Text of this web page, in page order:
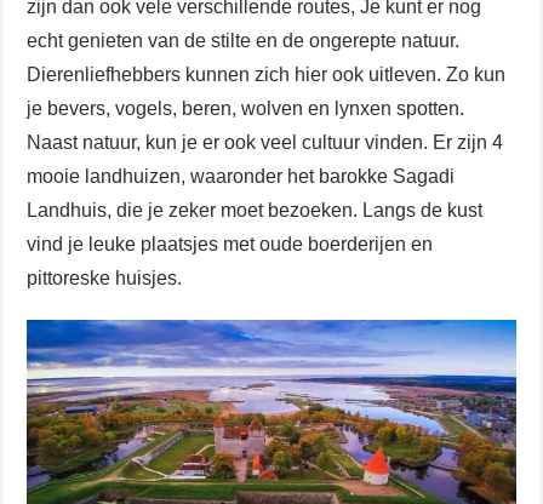
zijn dan ook vele verschillende routes, Je kunt er nog
echt genieten van de stilte en de ongerepte natuur.
Dierenliefhebbers kunnen zich hier ook uitleven. Zo kun
je bevers, vogels, beren, wolven en lynxen spotten.
Naast natuur, kun je er ook veel cultuur vinden. Er zijn 4
mooie landhuizen, waaronder het barokke Sagadi
Landhuis, die je zeker moet bezoeken. Langs de kust
vind je leuke plaatsjes met oude boerderijen en
pittoreske huisjes.